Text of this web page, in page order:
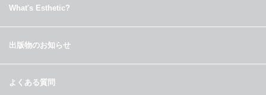
What's Esthetic?
出版物のお知らせ
よくある質問